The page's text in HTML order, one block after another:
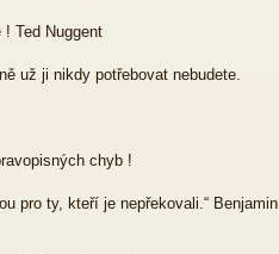
Ted Nuggent
už ji nikdy potřebovat nebudete.
chyb !
pro ty, kteří je nepřekovali.“ Benjamin